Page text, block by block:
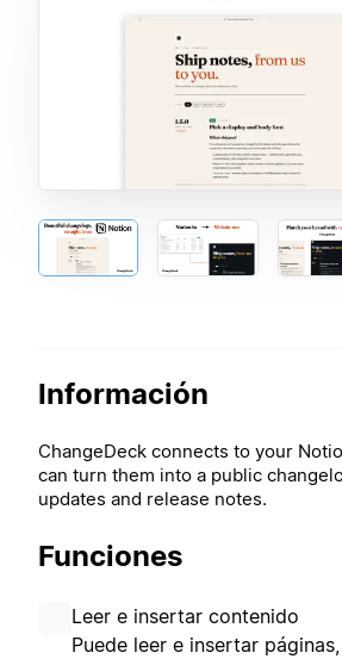
Información
ChangeDeck connects to your
can turn them into a public
updates and release notes.
Funciones
Leer e insertar contenido
Puede leer e insertar